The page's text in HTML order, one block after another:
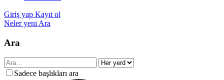
Giriş yap Kayıt ol
Neler yeni Ara
Ara
Sadece başlıkları ara